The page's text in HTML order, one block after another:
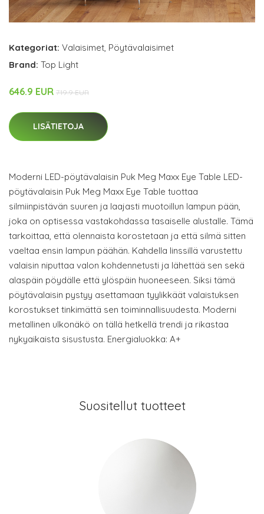
Kategoriat: Valaisimet, Pöytävalaisimet
Brand: Top Light
646.9 EUR 719.9 EUR
LISÄTIETOJA
Moderni LED-pöytävalaisin Puk Meg Maxx Eye Table LED-
pöytävalaisin Puk Meg Maxx Eye Table tuottaa
silmiinpistävän suuren ja laajasti muotoillun lampun pään,
joka on optisessa vastakohdassa tasaiselle alustalle. Tämä
tarkoittaa, että olennaista korostetaan ja että silmä sitten
vaeltaa ensin lampun päähän. Kahdella linssillä varustettu
valaisin niputtaa valon kohdennetusti ja lähettää sen sekä
alaspäin pöydälle että ylöspäin huoneeseen. Siksi tämä
pöytävalaisin pystyy asettamaan tyylikkäät valaistuksen
korostukset tinkimättä sen toiminnallisuudesta. Moderni
metallinen ulkonäkö on tällä hetkellä trendi ja rikastaa
nykyaikaista sisustusta. Energialuokka: A+
Suositellut tuotteet